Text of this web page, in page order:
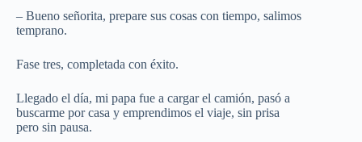
– Bueno señorita, prepare sus cosas con tiempo, salimos
temprano.
Fase tres, completada con éxito.
Llegado el día, mi papa fue a cargar el camión, pasó a
buscarme por casa y emprendimos el viaje, sin prisa
pero sin pausa.